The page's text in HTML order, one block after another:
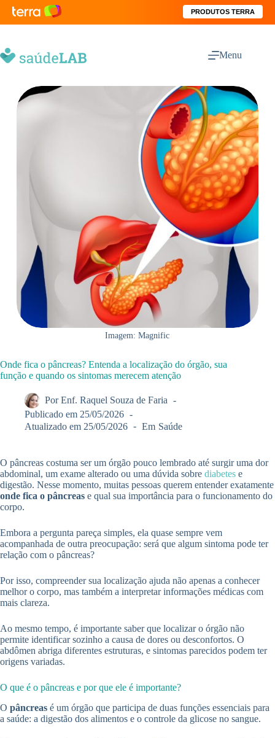
PRODUTOS TERRA
Menu
Imagem: Magnific
Onde fica o pâncreas? Entenda a localização do órgão, sua
função e quando os sintomas merecem atenção
Por Enf. Raquel Souza de Faria
Publicado em 25/05/2026
Atualizado em 25/05/2026 Em Saúde
O pâncreas costuma ser um órgão pouco lembrado até surgir uma dor
abdominal, um exame alterado ou uma dúvida sobre diabetes e
digestão. Nesse momento, muitas pessoas querem entender exatamente
onde fica o pâncreas e qual sua importância para o funcionamento do
corpo.
Embora a pergunta pareça simples, ela quase sempre vem
acompanhada de outra preocupação: será que algum sintoma pode ter
relação com o pâncreas?
Por isso, compreender sua localização ajuda não apenas a conhecer
melhor o corpo, mas também a interpretar informações médicas com
mais clareza.
Ao mesmo tempo, é importante saber que localizar o órgão não
permite identificar sozinho a causa de dores ou desconfortos. O
abdômen abriga diferentes estruturas, e sintomas parecidos podem ter
origens variadas.
O que é o pâncreas e por que ele é importante?
O pâncreas é um órgão que participa de duas funções essenciais para
a saúde: a digestão dos alimentos e o controle da glicose no sangue.